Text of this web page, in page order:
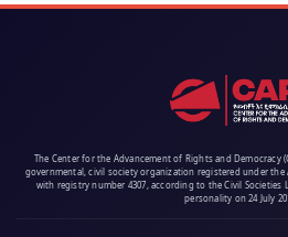
The Center for the Advancement of Rights and Democracy
governmental, civil society organization registered under
with registry number 4307, according to the Civil Societies
personality on 24 July